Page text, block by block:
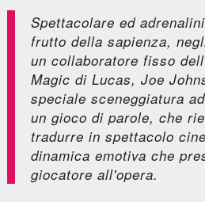
Spettacolare ed
frutto della sapienza,
un collaboratore fisso
Magic di Lucas, Joe
speciale sceneggiatura
un gioco di parole, che
tradurre in spettacolo
dinamica emotiva che
giocatore all'opera.